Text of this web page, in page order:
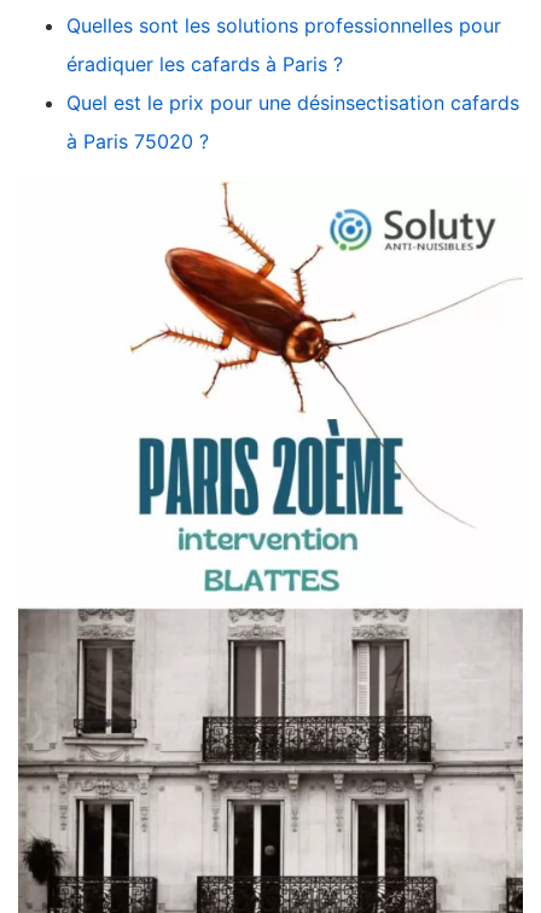
Quelles sont les solutions professionnelles pour
éradiquer les cafards à Paris ?
Quel est le prix pour une désinsectisation cafards
à Paris 75020 ?